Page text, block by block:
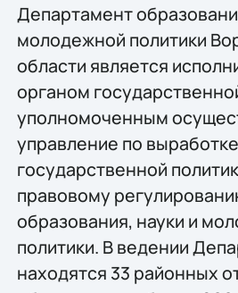
Департамент
молодежной политики
области является
органом
уполномоченным
управление по выработке
государственной
правовому
образования, науки и
политики. В ведении
находятся 33 районных